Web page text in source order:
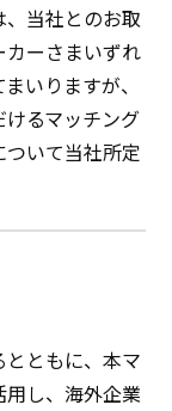
当社とのお取
ーさまいずれ
いりますが、
るマッチング
いて当社所定
ともに、本マ
用し、海外企業